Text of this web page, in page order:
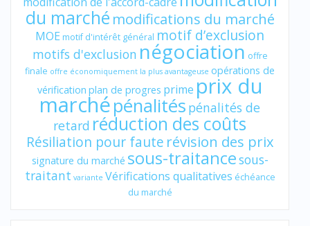
du marché modifications du marché
MOE motif d'intérêt général motif d’exclusion
motifs d'exclusion négociation offre
finale offre économiquement la plus avantageuse opérations de
vérification plan de progres prime prix du
marchépénalités pénalités de
retard réduction des coûts
Résiliation pour faute révision des prix
signature du marché sous-traitancesous-
traitant variante Vérifications qualitatives échéance
du marché